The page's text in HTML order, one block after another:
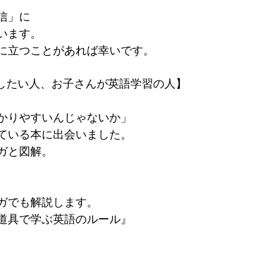
」に
す。
つことがあれば幸いです。
い人、お子さんが英語学習の人】
やすいんじゃないか」
る本に出会いました。
図解。
も解説します。
で学ぶ英語のルール』